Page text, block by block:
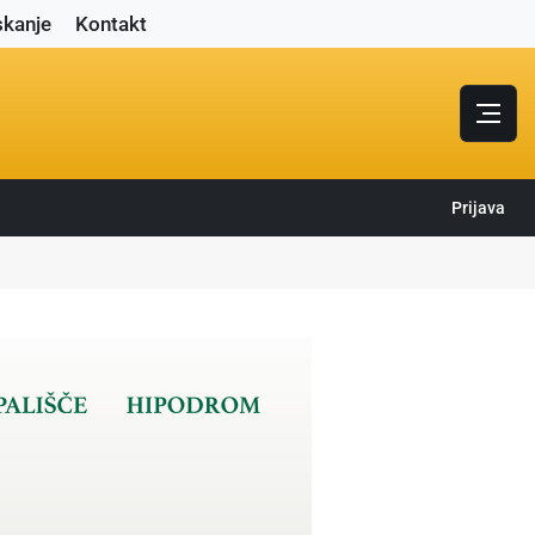
Kontakt
Prijava